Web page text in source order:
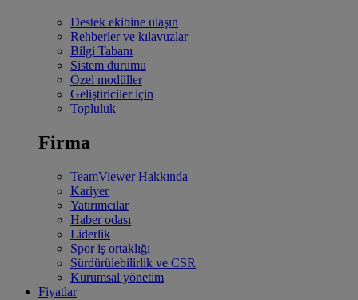
Destek ekibine ulaşın
Rehberler ve kılavuzlar
Bilgi Tabanı
Sistem durumu
Özel modüller
Geliştiriciler için
Topluluk
Firma
TeamViewer Hakkında
Kariyer
Yatırımcılar
Haber odası
Liderlik
Spor iş ortaklığı
Sürdürülebilirlik ve CSR
Kurumsal yönetim
Fiyatlar